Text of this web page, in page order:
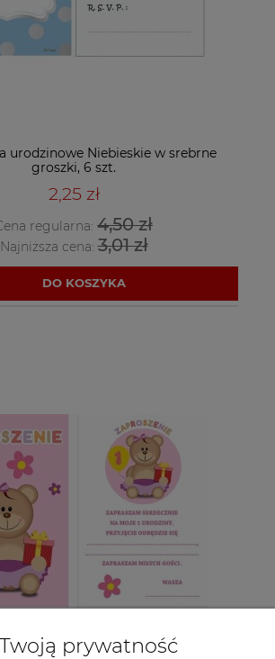
urodzinowe Niebieskie w srebrne
groszki, 6 szt.
2,25 zł
regularna: 4,50 zł
Najniższa cena:3,01 zł
DO KOSZYKA
prywatność